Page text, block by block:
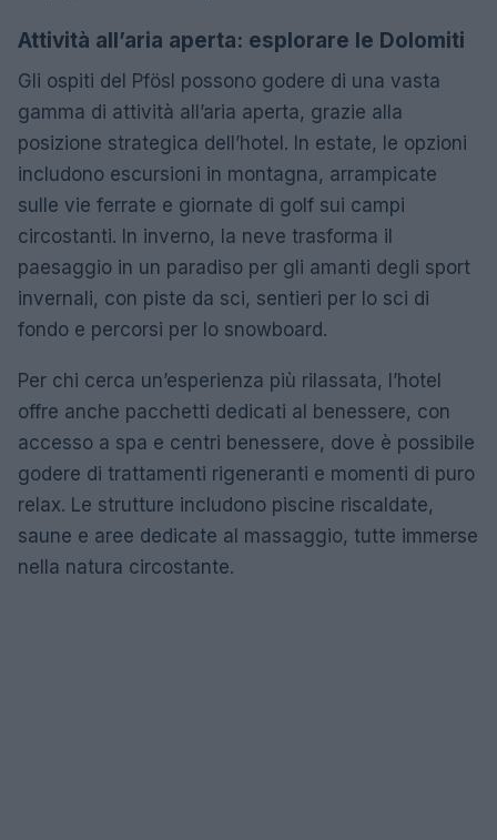
Attività all’aria aperta: esplorare le Dolomiti
Gli ospiti del Pfösl possono godere di una vasta
gamma di attività all’aria aperta, grazie alla
posizione strategica dell’hotel. In estate, le opzioni
includono escursioni in montagna, arrampicate
sulle vie ferrate e giornate di golf sui campi
circostanti. In inverno, la neve trasforma il
paesaggio in un paradiso per gli amanti degli sport
invernali, con piste da sci, sentieri per lo sci di
fondo e percorsi per lo snowboard.
Per chi cerca un’esperienza più rilassata, l’hotel
offre anche pacchetti dedicati al benessere, con
accesso a spa e centri benessere, dove è possibile
godere di trattamenti rigeneranti e momenti di puro
relax. Le strutture includono piscine riscaldate,
saune e aree dedicate al massaggio, tutte immerse
nella natura circostante.